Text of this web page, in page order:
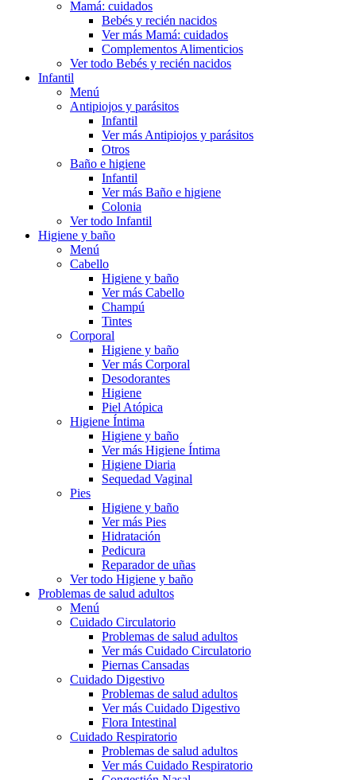
Mamá: cuidados
Bebés y recién nacidos
Ver más Mamá: cuidados
Complementos Alimenticios
Ver todo Bebés y recién nacidos
Infantil
Menú
Antipiojos y parásitos
Infantil
Ver más Antipiojos y parásitos
Otros
Baño e higiene
Infantil
Ver más Baño e higiene
Colonia
Ver todo Infantil
Higiene y baño
Menú
Cabello
Higiene y baño
Ver más Cabello
Champú
Tintes
Corporal
Higiene y baño
Ver más Corporal
Desodorantes
Higiene
Piel Atópica
Higiene Íntima
Higiene y baño
Ver más Higiene Íntima
Higiene Diaria
Sequedad Vaginal
Pies
Higiene y baño
Ver más Pies
Hidratación
Pedicura
Reparador de uñas
Ver todo Higiene y baño
Problemas de salud adultos
Menú
Cuidado Circulatorio
Problemas de salud adultos
Ver más Cuidado Circulatorio
Piernas Cansadas
Cuidado Digestivo
Problemas de salud adultos
Ver más Cuidado Digestivo
Flora Intestinal
Cuidado Respiratorio
Problemas de salud adultos
Ver más Cuidado Respiratorio